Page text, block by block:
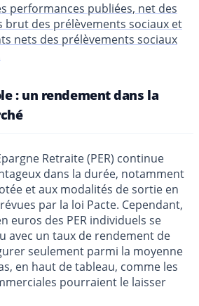
performances publiées, net des
brut des prélèvements sociaux et
nets des prélèvements sociaux
: un rendement dans la
Retraite (PER) continue
dans la durée, notamment
et aux modalités de sortie en
par la loi Pacte. Cependant,
euros des PER individuels se
avec un taux de rendement de
seulement parmi la moyenne
en haut de tableau, comme les
pourraient le laisser